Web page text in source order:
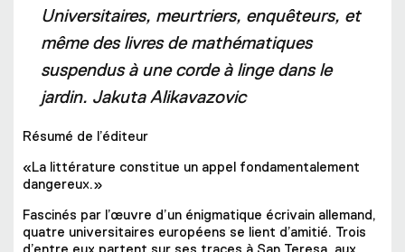
Universitaires, meurtriers, enquêteurs, et
même des livres de mathématiques
suspendus à une corde à linge dans le
jardin. Jakuta Alikavazovic
Résumé de l’éditeur
«La littérature constitue un appel fondamentalement
dangereux.»
Fascinés par l’œuvre d’un énigmatique écrivain allemand,
quatre universitaires européens se lient d’amitié. Trois